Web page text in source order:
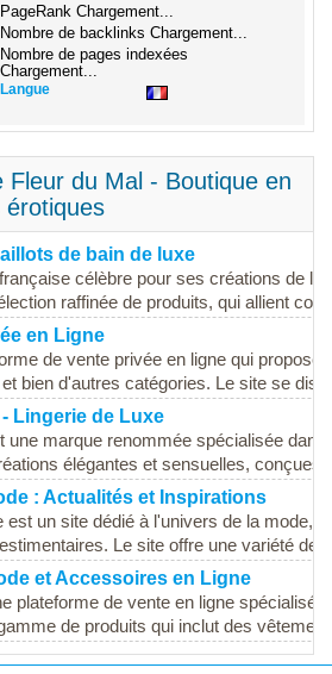
PageRank Chargement...
Nombre de backlinks Chargement...
Nombre de pages indexées
Chargement...
Langue
Fleur du Mal - Boutique en
érotiques
de bain de luxe
célèbre pour ses créations de
raffinée de produits, qui allient
en Ligne
de vente privée en ligne qui
bien d'autres catégories. Le site se
Lingerie de Luxe
une marque renommée spécialisée
élégantes et sensuelles, conçues
: Actualités et Inspirations
est un site dédié à l'univers de la mode,
Le site offre une variété de
et Accessoires en Ligne
plateforme de vente en ligne
de produits qui inclut des